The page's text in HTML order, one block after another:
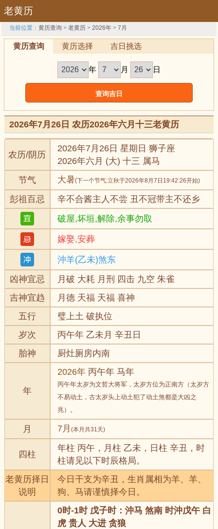
老黄历
当前位置：黄历查询 >老黄历 >2026年 >7月
黄历查询 黄历选择 吉日挑选
年 月 日
2026年7月26日 农历2026年六月十三老黄历
农历/阴历
2026年7月26日 星期日 狮子座
2026年六月 (大) 十三 属马
节气
大暑(下一个节气:立秋于2026年8月7日19:42:26开始)
彭祖百忌
辛不合酱主人不尝 丑不冠带主不还乡
破屋,坏垣,解除,余事勿取
嫁娶,安葬
沖羊(乙未)煞东
凶神宜忌
月破 大耗 月刑 四击 九空 朱雀
吉神宜趋
月德 天福 天福 喜神
五行
璧上土 破执位
岁次
丙午年 乙未月 辛丑日
胎神
厨灶厕房内南
年
2026年 丙午年 马年
丙午年太岁为文哲大将军，太岁方位为正南方（太岁方
不易动土，古太岁头上动土犯了动土煞都是大凶之
兆）。
月 7月(本月共31天)
四柱
年柱 丙午，月柱 乙未，日柱 辛丑，时
柱请见以下时辰格局。
老黄历择日
说明
今日干支为辛丑，生肖属相为羊、羊、
狗、马请谨慎择今日。
0时-1时 戊子时：沖马 煞南 时沖戊午 白
虎 贵人 大进 贪狼